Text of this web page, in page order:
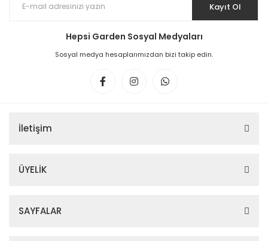
Kayıt Ol
Hepsi Garden Sosyal Medyaları
Sosyal medya hesaplarımızdan bizi takip edin.
İletişim
ÜYELİK
SAYFALAR